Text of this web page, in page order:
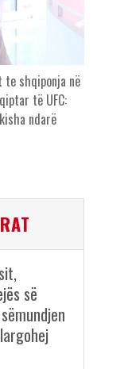
te shqiponja në
të UFC:
ndarë
së